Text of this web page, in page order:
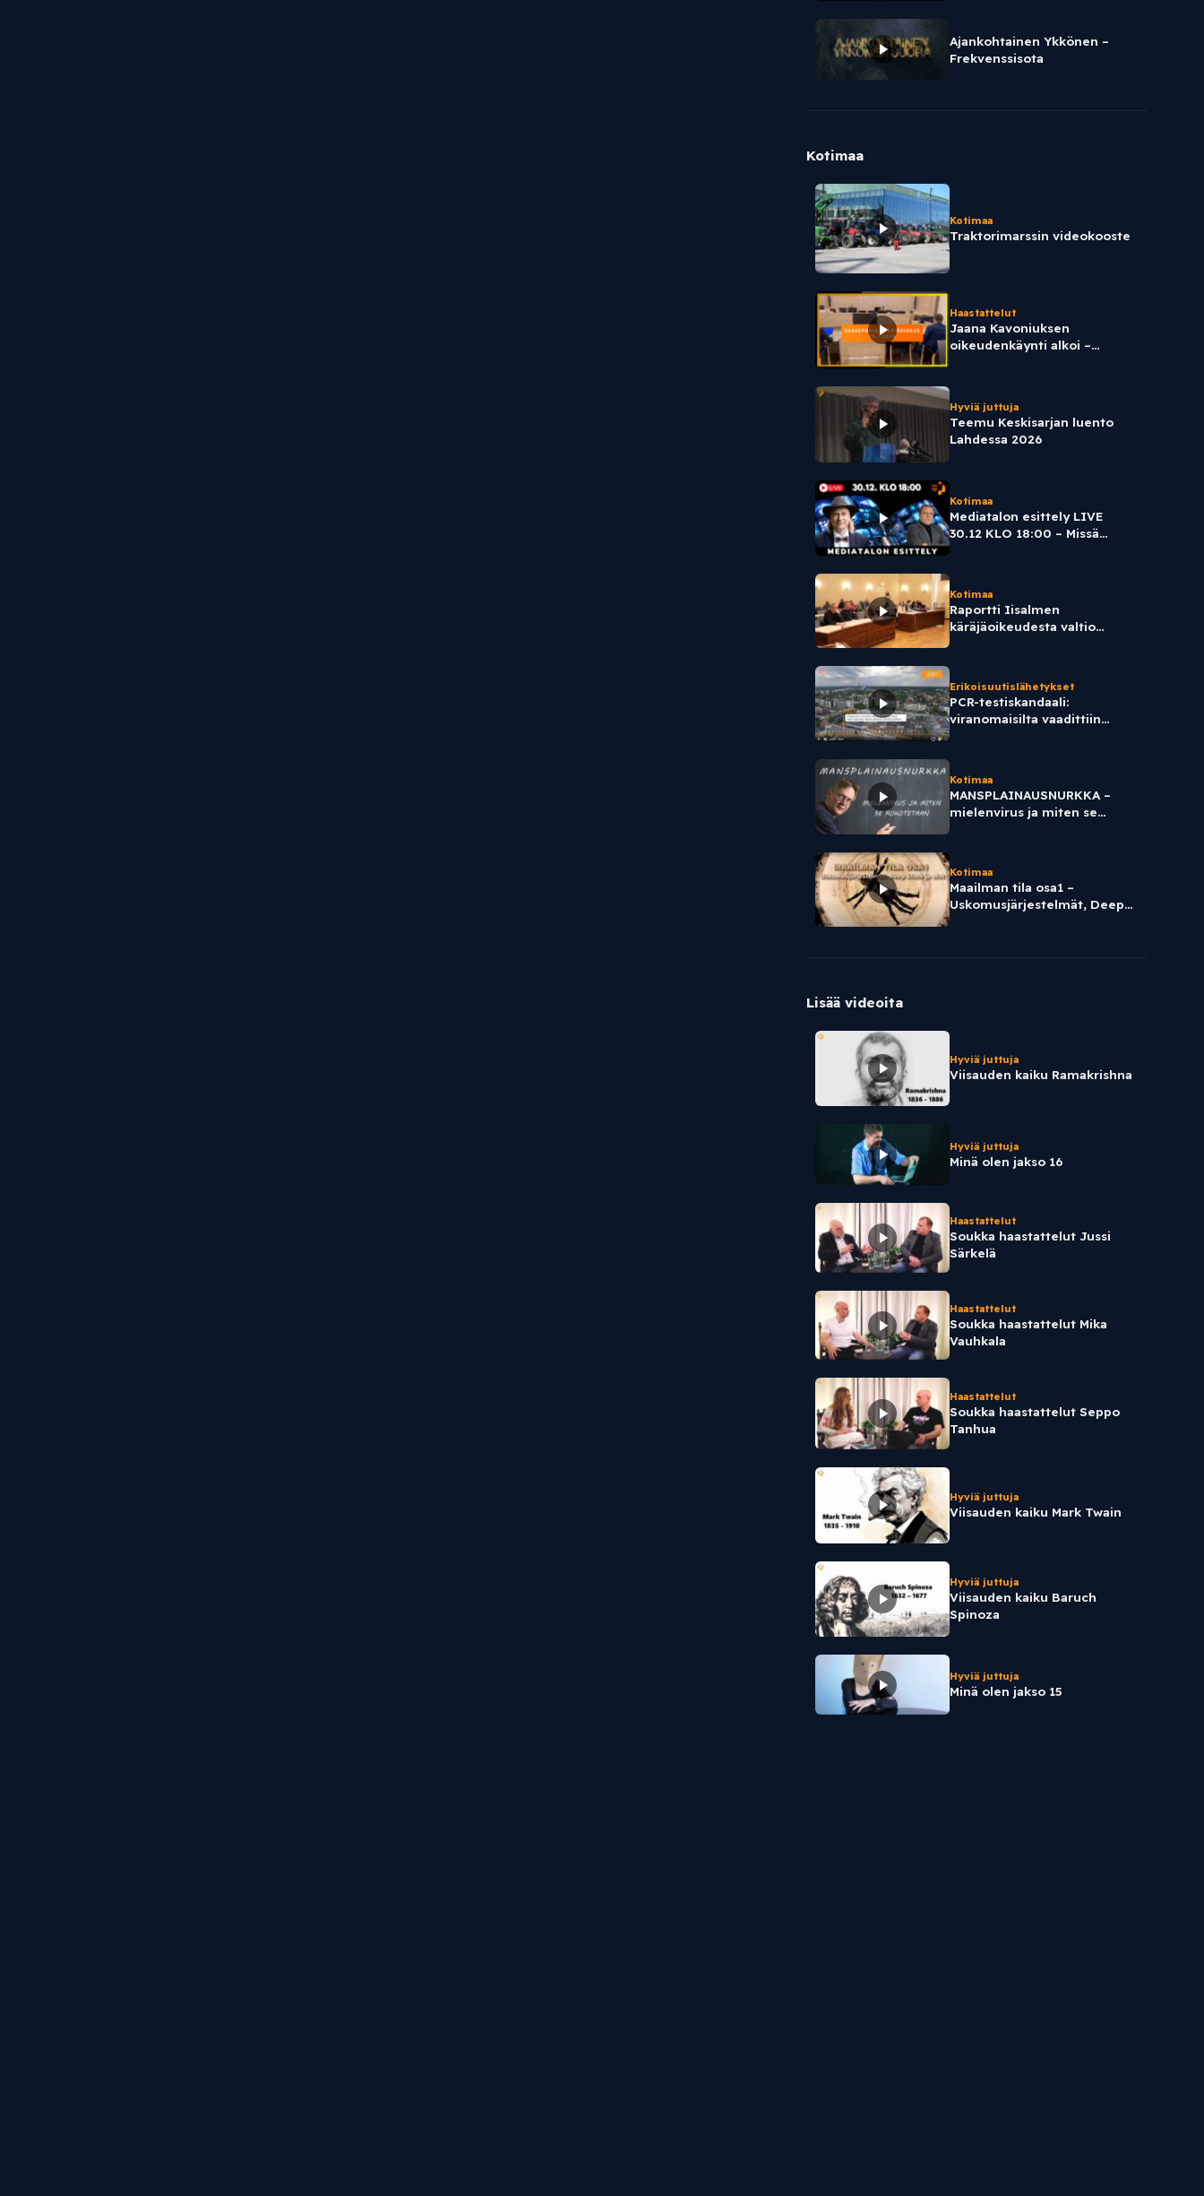
Ajankohtainen Ykkönen –
Frekvenssisota
Kotimaa
Kotimaa
Traktorimarssin videokooste
Haastattelut
Jaana Kavoniuksen
oikeudenkäynti alkoi –
Hyviä juttuja
Teemu Keskisarjan luento
Lahdessa 2026
Kotimaa
Mediatalon esittely LIVE
30.12 KLO 18:00 – Missä
Kotimaa
Raportti Iisalmen
käräjäoikeudesta valtio
Erikoisuutislähetykset
PCR-testiskandaali:
viranomaisilta vaadittiin
Kotimaa
MANSPLAINAUSNURKKA –
mielenvirus ja miten se
Kotimaa
Maailman tila osa1 –
Uskomusjärjestelmät, Deep
Lisää videoita
Hyviä juttuja
Viisauden kaiku Ramakrishna
Hyviä juttuja
Minä olen jakso 16
Haastattelut
Soukka haastattelut Jussi
Särkelä
Haastattelut
Soukka haastattelut Mika
Vauhkala
Haastattelut
Soukka haastattelut Seppo
Tanhua
Hyviä juttuja
Viisauden kaiku Mark Twain
Hyviä juttuja
Viisauden kaiku Baruch
Spinoza
Hyviä juttuja
Minä olen jakso 15